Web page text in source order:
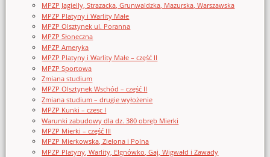
MPZP Jagielly, Strazacka, Grunwaldzka, Mazurska, Warszawska
MPZP Platyny i Warlity Małe
MPZP Olsztynek ul. Poranna
MPZP Słoneczna
MPZP Ameryka
MPZP Platyny i Warlity Małe – część II
MPZP Sportowa
Zmiana studium
MPZP Olsztynek Wschód – część II
Zmiana studium – drugie wyłożenie
MPZP Kunki – czesc I
Warunki zabudowy dla dz. 380 obręb Mierki
MPZP Mierki – część III
MPZP Mierkowska, Zielona i Polna
MPZP Platyny, Warlity, Elgnówko, Gaj, Wigwałd i Zawady